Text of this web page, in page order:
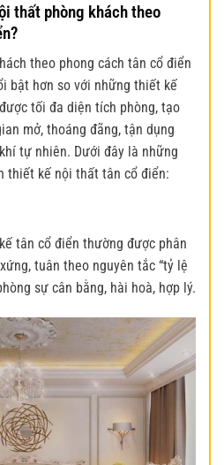
thất phòng khách theo
theo phong cách tân cổ điển
bật hơn so với những thiết kế
tối đa diện tích phòng, tạo
mở, thoáng đãng, tận dụng
tự nhiên. Dưới đây là những
thiết kế nội thất tân cổ điển:
tân cổ điển thường được phân
tuân theo nguyên tắc “tỷ lệ
sự cân bằng, hài hoà, hợp lý.